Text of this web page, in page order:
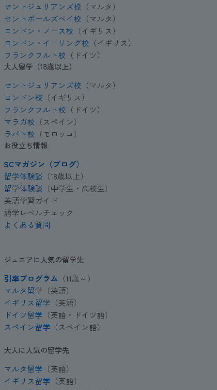
セントジュリアンズ校 （マルタ）
セントポールズベイ校 （マルタ）
ロンドン・ノース校 （イギリス）
ロンドン・イーリング校 （イギリス）
フランクフルト校 （ドイツ）
大人留学（18歳以上）
セントジュリアンズ校 （マルタ）
ロンドン校 （イギリス）
フランクフルト校 （ドイツ）
マラガ校 （スペイン）
ラバト校 （モロッコ）
お役立ち情報
SCマガジン（ブログ）
留学体験談 （18歳以上）
留学体験談 （中学生・高校生）
英語学習ガイド
語学レベルチェック
よくある質問
ジュニアに人気の留学先
引率プログラム （11歳～）
マルタ留学 （英語）
イギリス留学 （英語）
ドイツ留学 （英語・ドイツ語）
スペイン留学 （スペイン語）
大人に人気の留学先
マルタ留学 （英語）
イギリス留学 （英語）